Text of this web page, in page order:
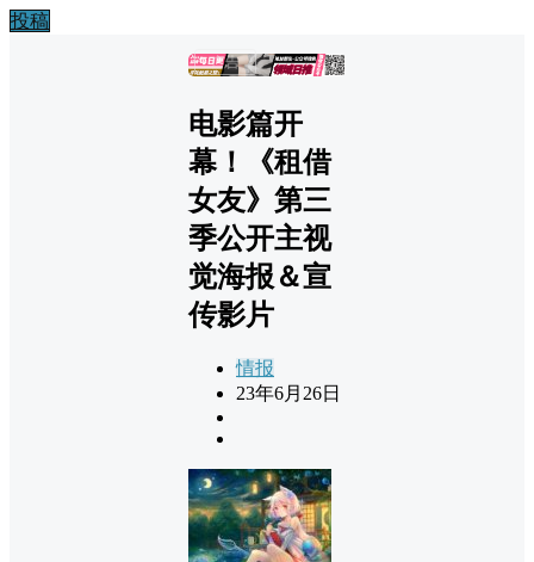
投稿
广告
电影篇开
幕！《租借
女友》第三
季公开主视
觉海报＆宣
传影片
情报
23年6月26日